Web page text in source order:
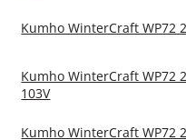
Kumho WinterCraft WP72
Kumho WinterCraft WP72
103V
Kumho WinterCraft WP72